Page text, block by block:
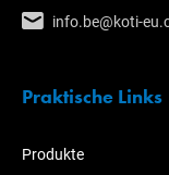
info.be@koti-
Praktische Links
Produkte